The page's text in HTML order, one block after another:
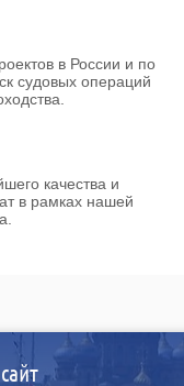
в России и по
судовых операций
качества и
в рамках нашей